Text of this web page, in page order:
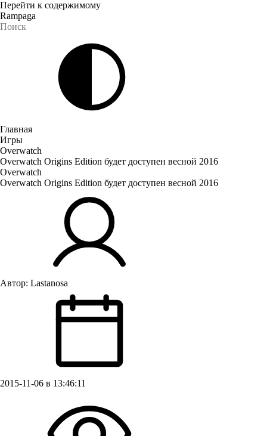
Перейти к содержимому
Rampaga
Главная
Игры
Overwatch
Overwatch Origins Edition будет доступен весной 2016
Overwatch
Overwatch Origins Edition будет доступен весной 2016
Автор: Lastanosa
2015-11-06 в 13:46:11